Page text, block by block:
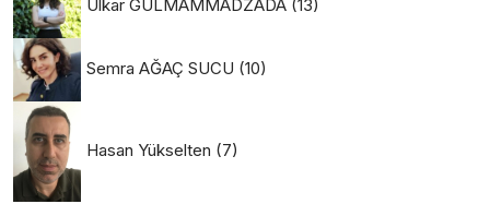
Ulkar GULMAMMADZADA (13)
Semra AĞAÇ SUCU (10)
Hasan Yükselten (7)